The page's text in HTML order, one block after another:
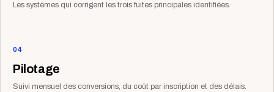
Les systèmes qui corrigent les trois fuites principales identifiées.
04
Pilotage
Suivi mensuel des conversions, du coût par inscription et des délais.